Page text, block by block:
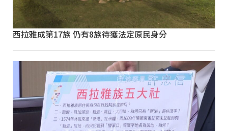
西拉雅成第17族 仍有8族待獲法定原民身分